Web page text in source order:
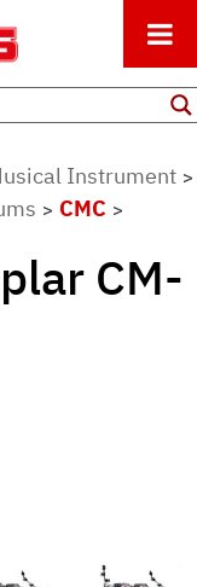
าชีพ
Instrument >
> CMC >
CM-